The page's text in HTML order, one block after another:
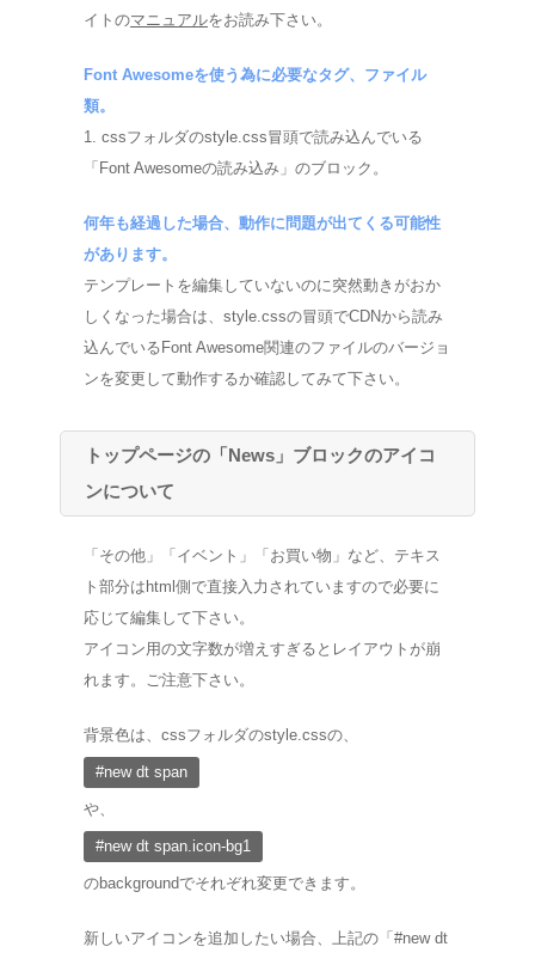
イトのマニュアルをお読み下さい。
Font Awesomeを使う為に必要なタグ、ファイル
類。
1. cssフォルダのstyle.css冒頭で読み込んでいる
「Font Awesomeの読み込み」のブロック。
何年も経過した場合、動作に問題が出てくる可能性
があります。
テンプレートを編集していないのに突然動きがおか
しくなった場合は、style.cssの冒頭でCDNから読み
込んでいるFont Awesome関連のファイルのバージョ
ンを変更して動作するか確認してみて下さい。
トップページの「News」ブロックのアイコ
ンについて
「その他」「イベント」「お買い物」など、テキス
ト部分はhtml側で直接入力されていますので必要に
応じて編集して下さい。
アイコン用の文字数が増えすぎるとレイアウトが崩
れます。ご注意下さい。
背景色は、cssフォルダのstyle.cssの、
#new dt span
や、
#new dt span.icon-bg1
のbackgroundでそれぞれ変更できます。
新しいアイコンを追加したい場合、上記の「#new dt